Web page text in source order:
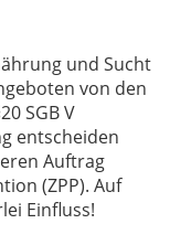
und Sucht
von den
SGB V
entscheiden
Auftrag
(ZPP). Auf
Einfluss!